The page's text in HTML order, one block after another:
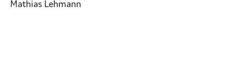
Mathias Lehmann